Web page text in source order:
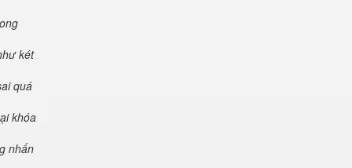
két
quá
khóa
nhấn